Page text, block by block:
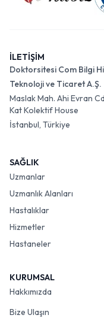
İLETİŞİM
Doktorsitesi Com Bilgi
Teknoloji ve Ticaret A.Ş.
Maslak Mah. Ahi Evran
Kat Kolektif House
İstanbul, Türkiye
SAĞLIK
Uzmanlar
Uzmanlık Alanları
Hastalıklar
Hizmetler
Hastaneler
KURUMSAL
Hakkımızda
Bize Ulaşın